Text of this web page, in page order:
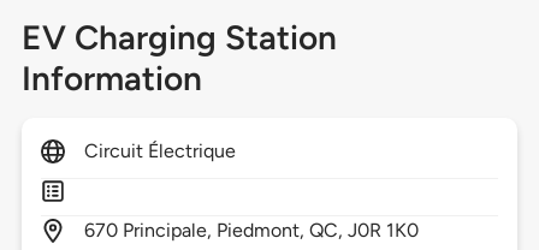
EV Charging Station
Information
Circuit Électrique
670 Principale, Piedmont,QC,J0R 1K0